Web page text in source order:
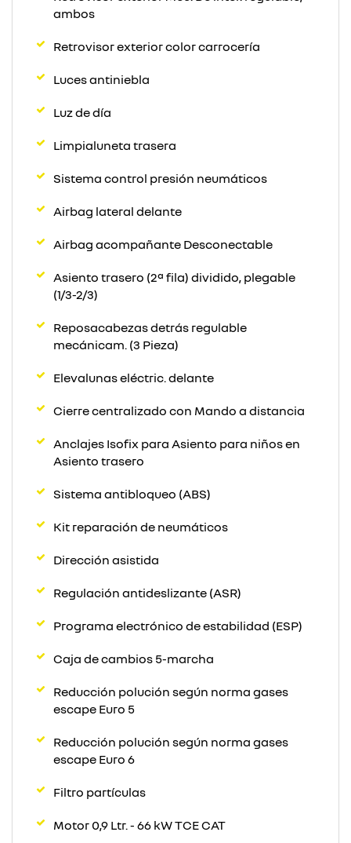
ambos
Retrovisor exterior color carrocería
Luces antiniebla
Luz de día
Limpialuneta trasera
Sistema control presión neumáticos
Airbag lateral delante
Airbag acompañante Desconectable
Asiento trasero (2ª fila) dividido, plegable
(1/3-2/3)
Reposacabezas detrás regulable
mecánicam. (3 Pieza)
Elevalunas eléctric. delante
Cierre centralizado con Mando a distancia
Anclajes Isofix para Asiento para niños en
Asiento trasero
Sistema antibloqueo (ABS)
Kit reparación de neumáticos
Dirección asistida
Regulación antideslizante (ASR)
Programa electrónico de estabilidad (ESP)
Caja de cambios 5-marcha
Reducción polución según norma gases
escape Euro 5
Reducción polución según norma gases
escape Euro 6
Filtro partículas
Motor 0,9 Ltr. - 66 kW TCE CAT